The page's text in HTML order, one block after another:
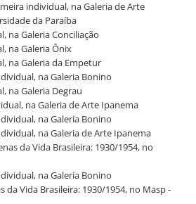
individual, na Galeria de Arte
da Paraíba
na Galeria Conciliação
na Galeria Ônix
na Galeria da Empetur
na Galeria Bonino
na Galeria Degrau
na Galeria de Arte Ipanema
na Galeria Bonino
na Galeria de Arte Ipanema
da Vida Brasileira: 1930/1954, no
na Galeria Bonino
da Vida Brasileira: 1930/1954, no Masp -